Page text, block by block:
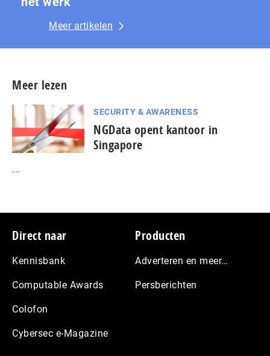
Meer artikelen
Meer lezen
SECURITY & AWARENESS
NGData opent kantoor in
Singapore
...
Footer
Direct naar
Kennisbank
Computable Awards
Colofon
Cybersec e-Magazine
Producten
Adverteren en meer…
Persberichten